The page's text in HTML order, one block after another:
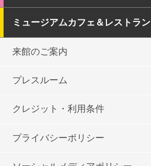
ミュージアムカフェ＆レストラン
来館のご案内
プレスルーム
クレジット・利用条件
プライバシーポリシー